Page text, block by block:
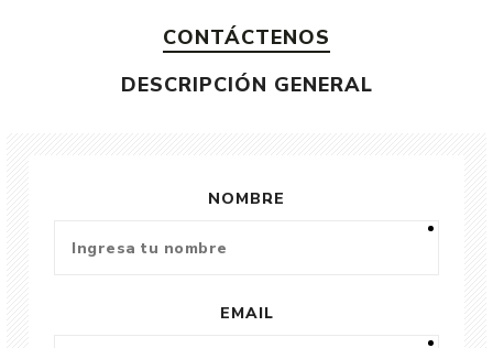
CONTÁCTENOS
DESCRIPCIÓN GENERAL
NOMBRE
EMAIL